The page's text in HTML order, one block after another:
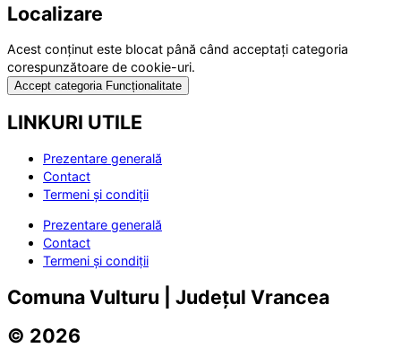
Localizare
Acest conținut este blocat până când acceptați categoria
corespunzătoare de cookie-uri.
Accept categoria Funcționalitate
LINKURI UTILE
Prezentare generală
Contact
Termeni și condiții
Prezentare generală
Contact
Termeni și condiții
Comuna Vulturu | Județul Vrancea
© 2026